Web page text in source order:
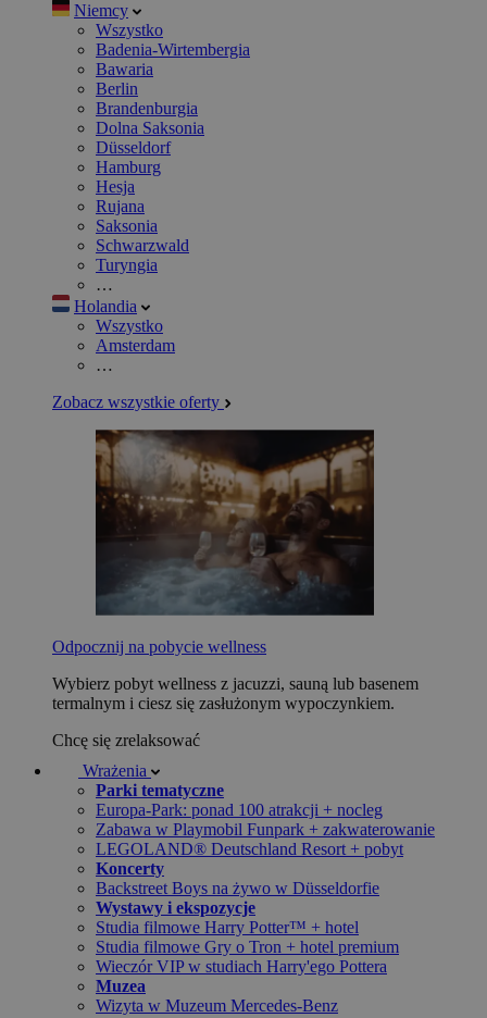
Niemcy
Wszystko
Badenia-Wirtembergia
Bawaria
Berlin
Brandenburgia
Dolna Saksonia
Düsseldorf
Hamburg
Hesja
Rujana
Saksonia
Schwarzwald
Turyngia
…
Holandia
Wszystko
Amsterdam
…
Zobacz wszystkie oferty
Odpocznij na pobycie wellness
Wybierz pobyt wellness z jacuzzi, sauną lub basenem
termalnym i ciesz się zasłużonym wypoczynkiem.
Chcę się zrelaksować
Wrażenia
Parki tematyczne
Europa-Park: ponad 100 atrakcji + nocleg
Zabawa w Playmobil Funpark + zakwaterowanie
LEGOLAND® Deutschland Resort + pobyt
Koncerty
Backstreet Boys na żywo w Düsseldorfie
Wystawy i ekspozycje
Studia filmowe Harry Potter™ + hotel
Studia filmowe Gry o Tron + hotel premium
Wieczór VIP w studiach Harry'ego Pottera
Muzea
Wizyta w Muzeum Mercedes-Benz